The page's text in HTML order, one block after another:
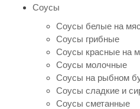
Соусы
Соусы белые на
Соусы грибные
Соусы красные на
Соусы молочные
Соусы на рыбном
Соусы сладкие и
Соусы сметанные